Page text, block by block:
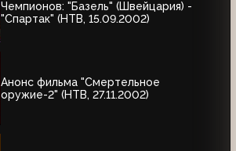
Чемпионов: "Базель" (Швейцария) -
"Спартак" (НТВ, 15.09.2002)
Анонс фильма "Смертельное
оружие-2" (НТВ, 27.11.2002)